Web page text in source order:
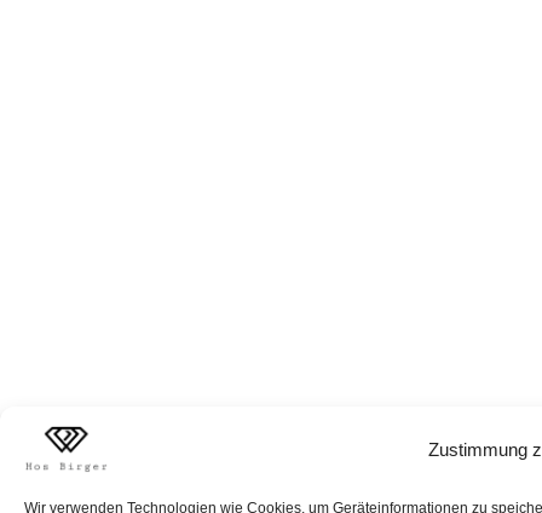
Zustimmung
Wir verwenden Technologien wie Cookies, um Geräteinformationen zu